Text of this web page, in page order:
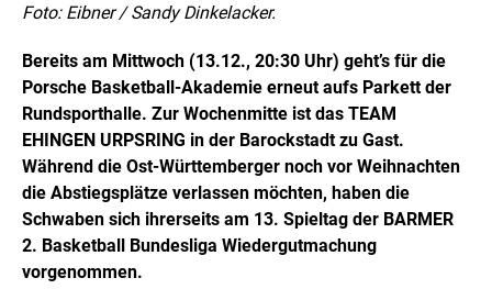
Foto: Eibner / Sandy Dinkelacker.
Bereits am Mittwoch (13.12., 20:30 Uhr) geht’s für die
Porsche Basketball-Akademie erneut aufs Parkett der
Rundsporthalle. Zur Wochenmitte ist das TEAM
EHINGEN URPSRING in der Barockstadt zu Gast.
Während die Ost-Württemberger noch vor Weihnachten
die Abstiegsplätze verlassen möchten, haben die
Schwaben sich ihrerseits am 13. Spieltag der BARMER
2. Basketball Bundesliga Wiedergutmachung
vorgenommen.